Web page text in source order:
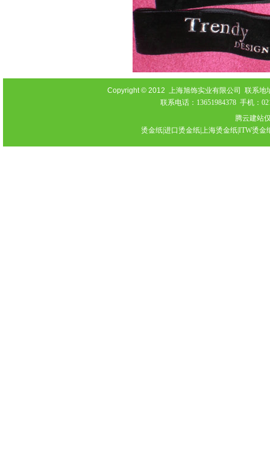
Copyright © 2012 上海旭饰实业有限公司 联系地
联系电话：13651984378 手机：
腾云建站
烫金纸|进口烫金纸|上海烫金纸|ITW烫